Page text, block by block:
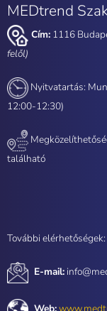
MEDtrend
Cím: 1116
felől)
Nyitvatartás:
12:00-12:30)
található
További elérhetőségek:
E-mail: